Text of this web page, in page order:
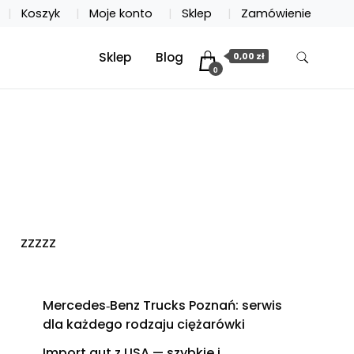
Koszyk Moje konto Sklep Zamówienie
Sklep Blog
0
0,00 zł
zzzzz
Mercedes‑Benz Trucks Poznań: serwis
dla każdego rodzaju ciężarówki